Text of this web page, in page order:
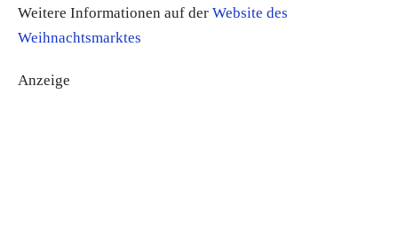
Weitere Informationen auf der Website des
Weihnachtsmarktes
Anzeige